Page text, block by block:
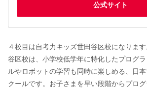
公式サイト
４校目は自考力キッズ世田谷区校になりま
谷区校は、小学校低学年に特化したプログ
ルやロボットの学習も同時に楽しめる、日
クールです。お子さまを早い段階からプロ